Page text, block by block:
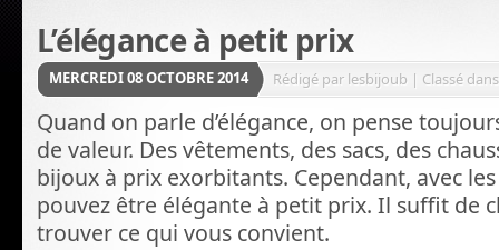
L’élégance à petit prix
MERCREDI 08 OCTOBRE 2014 Rédigé par lesbijoub | Classé
Quand on parle d’élégance, on pense
de valeur. Des vêtements, des sacs, des
bijoux à prix exorbitants. Cependant, avec
pouvez être élégante à petit prix. Il suffit de
trouver ce qui vous convient.